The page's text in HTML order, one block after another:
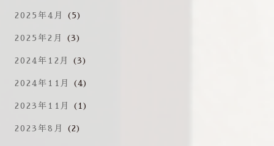
2025年4月 (5)
2025年2月 (3)
2024年12月 (3)
2024年11月 (4)
2023年11月 (1)
2023年8月 (2)